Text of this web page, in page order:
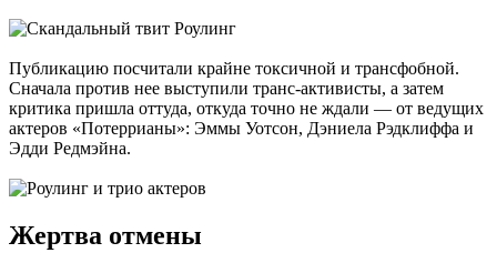
Публикацию посчитали крайне токсичной и трансфобной.
Сначала против нее выступили транс-активисты, а затем
критика пришла оттуда, откуда точно не ждали — от ведущих
актеров «Потеррианы»: Эммы Уотсон, Дэниела Рэдклиффа и
Эдди Редмэйна.
Жертва отмены